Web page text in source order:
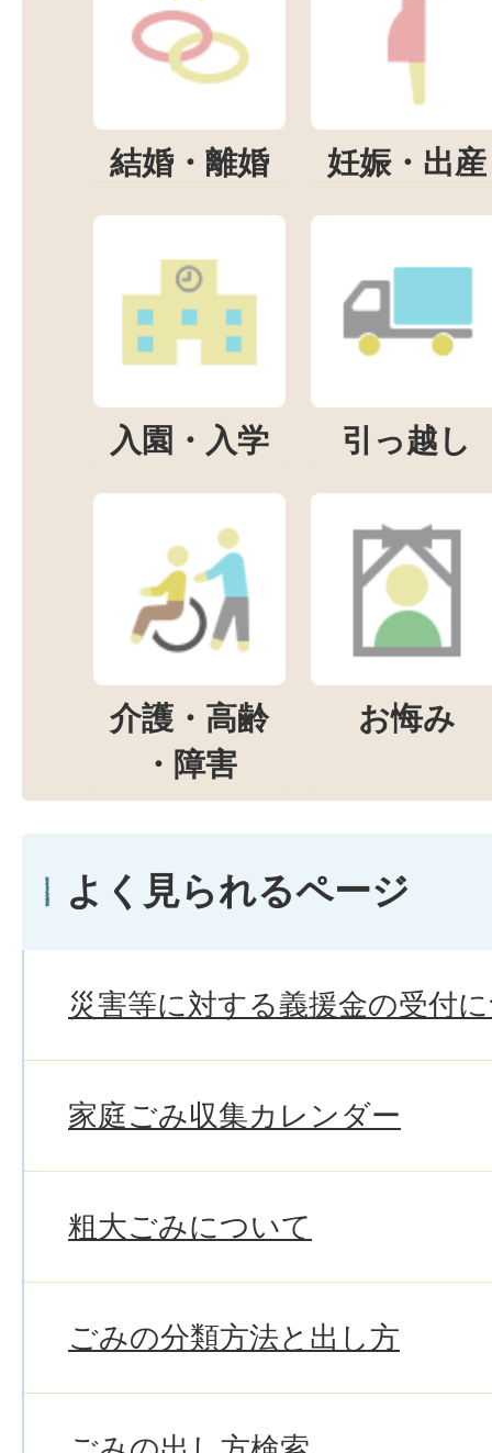
結婚・離婚 妊娠・出産
入園・入学 引っ越し
介護・高齢
・障害
お悔み
よく見られるページ
災害等に対する義援金の受付
家庭ごみ収集カレンダー
粗大ごみについて
ごみの分類方法と出し方